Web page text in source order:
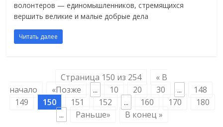
волонтеров — единомышленников, стремящихся
вершить великие и малые добрые дела
Читать далее
Страница 150 из 254
« В
начало
«Позже ... 10 20 30 ...
148
149
150 151 152 ... 160 170
180
...
Раньше» В конец »